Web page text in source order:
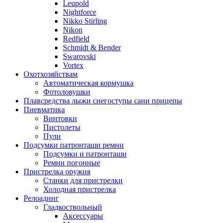
Leupold
Nightforce
Nikko Stirling
Nikon
Redfield
Schmidt & Bender
Swarovski
Vortex
Охотхозяйствам
Автоматическая кормушка
Фотоловушки
Плавсредства лыжи снегоступы сани прицепы
Пневматика
Винтовки
Пистолеты
Пули
Подсумки патронташи ремни
Подсумки и патронташи
Ремни погонные
Пристрелка оружия
Станки для пристрелки
Холодная пристрелка
Релоадинг
Гладкоствольный
Аксессуары